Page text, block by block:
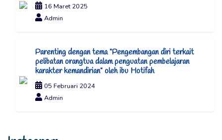
16 Maret 2025
Admin
Parenting dengan tema "Pengembangan diri terkait
pelibatan orangtua dalam penguatan pembelajaran
karakter kemandirian" oleh ibu Hotifah
05 Februari 2024
Admin